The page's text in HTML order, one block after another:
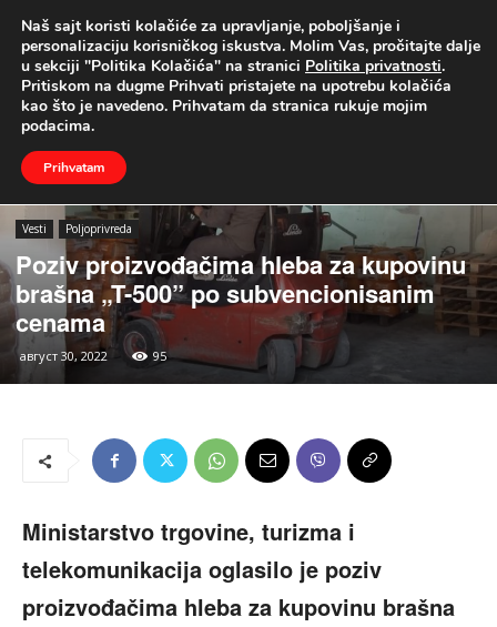
UŽIVO
Naslovna Vesti Poljoprivreda
Vesti Poljoprivreda
Poziv proizvođačima hleba za kupovinu
brašna „T-500” po subvencionisanim
cenama
август 30, 2022 95
Ministarstvo trgovine, turizma i
telekomunikacija oglasilo je poziv
proizvođačima hleba za kupovinu brašna
Naš sajt koristi kolačiće za upravljanje, poboljšanje i
personalizaciju korisničkog iskustva. Molim Vas, pročitajte dalje
u sekciji "Politika Kolačića" na stranici Politika privatnosti.
Pritiskom na dugme Prihvati pristajete na upotrebu kolačića
kao što je navedeno. Prihvatam da stranica rukuje mojim
podacima.
Prihvatam